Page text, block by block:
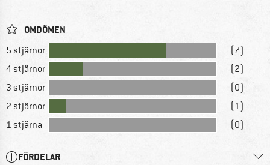
OMDÖMEN
5 stjärnor
(7)
4 stjärnor
(2)
3 stjärnor
(0)
2 stjärnor
(1)
1 stjärna
(0)
FÖRDELAR